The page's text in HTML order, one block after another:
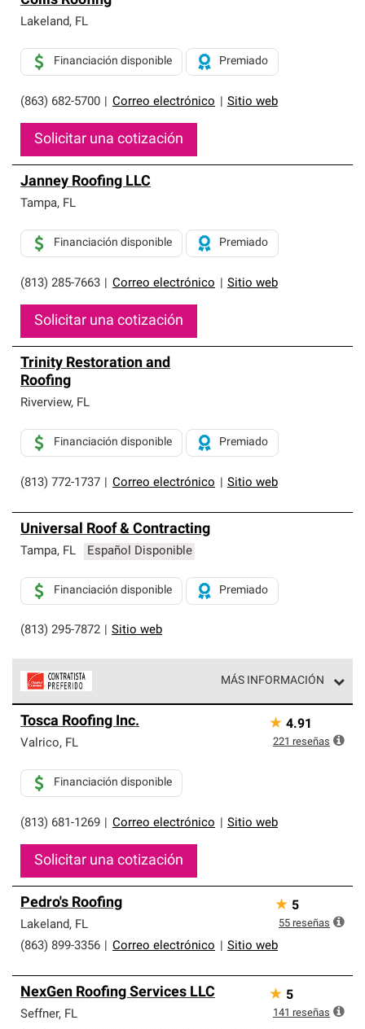
Lakeland, FL
(863) 682-5700 Correo electrónico Sitio web
Financiación disponible Premiado
Solicitar una cotización
Janney Roofing LLC
Tampa, FL
(813) 285-7663 Correo electrónico Sitio web
Financiación disponible Premiado
Solicitar una cotización
Trinity Restoration and
Roofing
Riverview, FL
(813) 772-1737 Correo electrónico Sitio web
Financiación disponible Premiado
Universal Roof & Contracting
Tampa, FL Español Disponible
(813) 295-7872 Sitio web
Financiación disponible Premiado
MÁS INFORMACIÓN
parte de una red exclusiva de profesionales de techos
que cumplen con altos estándares y requisitos estrictos
Tosca Roofing Inc.
Valrico, FL
(813) 681-1269 Correo electrónico Sitio web
Financiación disponible
Solicitar una cotización
★ 4.91
221 reseñas
Pedro's Roofing
Lakeland, FL
(863) 899-3356
Correo electrónico Sitio web
★ 5
55 reseñas
NexGen Roofing Services LLC
Seffner, FL
★ 5
141 reseñas